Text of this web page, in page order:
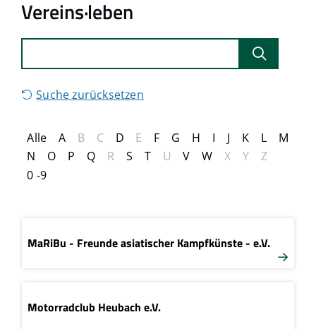
Vereins·leben
Suche zurücksetzen
Alle A B C D E F G H I J K L
M
N
O P Q R S T U V W X Y
Z
0 -9
MaRiBu - Freunde asiatischer Kampfkünste - e.V.
Motorradclub Heubach e.V.